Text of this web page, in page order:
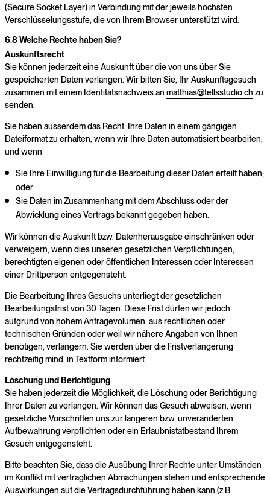
(Secure Socket Layer) in Verbindung mit der jeweils höchsten
Verschlüsselungsstufe, die von Ihrem Browser unterstützt wird.
6.8 Welche Rechte haben Sie?
Auskunftsrecht
Sie können jederzeit eine Auskunft über die von uns über Sie
gespeicherten Daten verlangen. Wir bitten Sie, Ihr Auskunftsgesuch
zusammen mit einem Identitätsnachweis an matthias@tellsstudio.ch zu
senden.
Sie haben ausserdem das Recht, Ihre Daten in einem gängigen
Dateiformat zu erhalten, wenn wir Ihre Daten automatisiert bearbeiten,
und wenn
Sie Ihre Einwilligung für die Bearbeitung dieser Daten erteilt haben;
oder
Sie Daten im Zusammenhang mit dem Abschluss oder der
Abwicklung eines Vertrags bekannt gegeben haben.
Wir können die Auskunft bzw. Datenherausgabe einschränken oder
verweigern, wenn dies unseren gesetzlichen Verpflichtungen,
berechtigten eigenen oder öffentlichen Interessen oder Interessen
einer Drittperson entgegensteht.
Die Bearbeitung Ihres Gesuchs unterliegt der gesetzlichen
Bearbeitungsfrist von 30 Tagen. Diese Frist dürfen wir jedoch
aufgrund von hohem Anfragevolumen, aus rechtlichen oder
technischen Gründen oder weil wir nähere Angaben von Ihnen
benötigen, verlängern. Sie werden über die Fristverlängerung
rechtzeitig mind. in Textform informiert
Löschung und Berichtigung
Sie haben jederzeit die Möglichkeit, die Löschung oder Berichtigung
Ihrer Daten zu verlangen. Wir können das Gesuch abweisen, wenn
gesetzliche Vorschriften uns zur längeren bzw. unveränderten
Aufbewahrung verpflichten oder ein Erlaubnistatbestand Ihrem
Gesuch entgegensteht.
Bitte beachten Sie, dass die Ausübung Ihrer Rechte unter Umständen
im Konflikt mit vertraglichen Abmachungen stehen und entsprechende
Auswirkungen auf die Vertragsdurchführung haben kann (z.B.